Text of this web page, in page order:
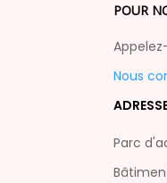
POUR
Nous
Parc